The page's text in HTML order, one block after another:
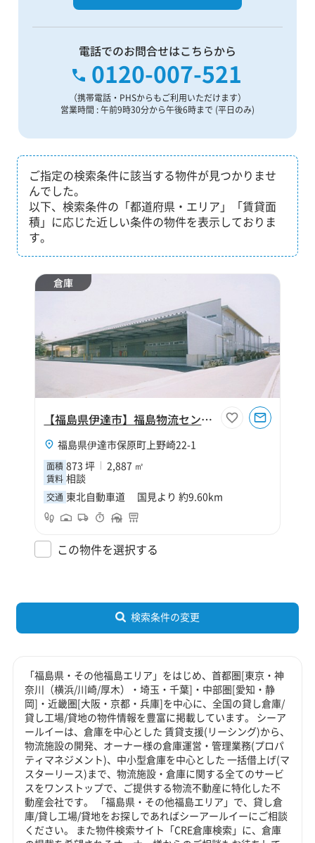
電話でのお問合せはこちらから
0120-007-521
（携帯電話・PHSからもご利用いただけます）
営業時間 : 午前9時30分から午後6時まで (平日のみ)
ご指定の検索条件に該当する物件が見つかりませ
んでした。
以下、検索条件の「都道府県・エリア」「賃貸面
積」に応じた近しい条件の物件を表示しておりま
す。
倉庫
【福島県伊達市】福島物流センターC棟
福島県伊達市保原町上野崎22-1
面積 873 坪 2,887 ㎡
賃料 相談
交通 東北自動車道 国見より 約9.60km
この物件を選択する
検索条件の変更
「福島県・その他福島エリア」をはじめ、首都圏[東京・神
奈川（横浜/川崎/厚木）・埼玉・千葉]・中部圏[愛知・静
岡]・近畿圏[大阪・京都・兵庫]を中心に、全国の貸し倉庫/
貸し工場/貸地の物件情報を豊富に掲載しています。 シーア
ールイーは、倉庫を中心とした 賃貸支援(リーシング)から、
物流施設の開発、オーナー様の倉庫運営・管理業務(プロパ
ティマネジメント)、中小型倉庫を中心とした 一括借上げ(マ
スターリース)まで、物流施設・倉庫に関する全てのサービ
スをワンストップで、ご提供する物流不動産に特化した不
動産会社です。 「福島県・その他福島エリア」で、貸し倉
庫/貸し工場/貸地をお探しであればシーアールイーにご相談
ください。 また物件検索サイト「CRE倉庫検索」に、倉庫